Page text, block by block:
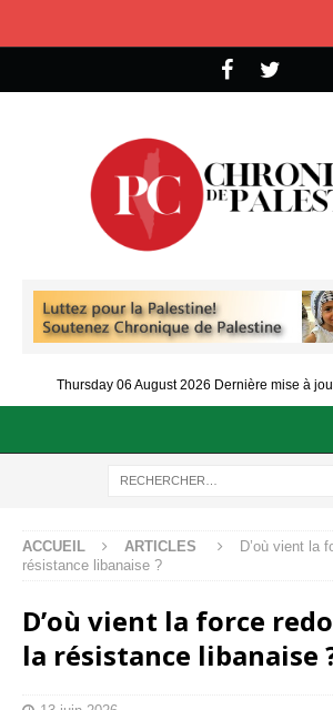
Thursday 06 August 2026 Dernière mise à
ACCUEIL ARTICLES
D’où vient la
résistance libanaise ?
D’où vient la force
la résistance libanaise